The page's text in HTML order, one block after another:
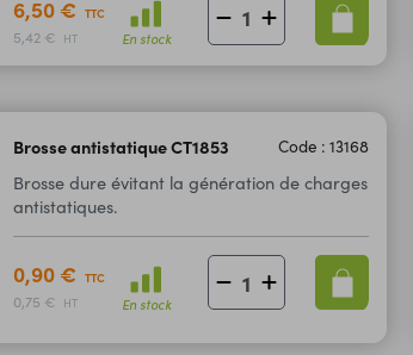
6,50 € TTC
5,42 € HT En stock
Brosse antistatique CT1853 Code : 13168
Brosse dure évitant la génération de charges
antistatiques.
0,90 € TTC
0,75 € HT En stock